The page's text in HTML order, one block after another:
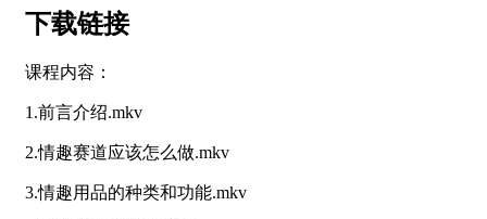
下载链接
课程内容：
1.前言介绍.mkv
2.情趣赛道应该怎么做.mkv
3.情趣用品的种类和功能.mkv